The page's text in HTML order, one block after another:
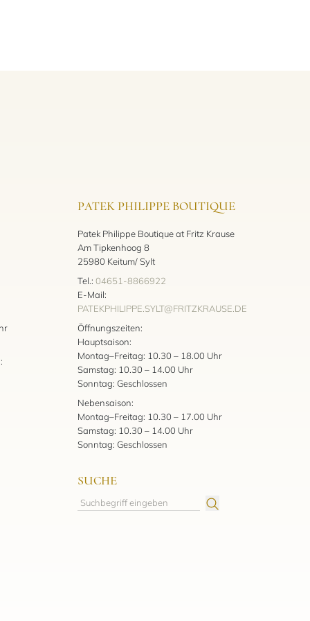
PATEK PHILIPPE BOUTIQUE
Patek Philippe Boutique at Fritz Krause
Am Tipkenhoog 8
25980 Keitum/ Sylt
Tel.: 04651-8866922
E-Mail:
PATEKPHILIPPE.SYLT@FRITZKRAUSE.DE
Öffnungszeiten:
Hauptsaison:
Montag–Freitag: 10.30 – 18.00 Uhr
Samstag: 10.30 – 14.00 Uhr
Sonntag: Geschlossen
Nebensaison:
Montag–Freitag: 10.30 – 17.00 Uhr
Samstag: 10.30 – 14.00 Uhr
Sonntag: Geschlossen
SUCHE